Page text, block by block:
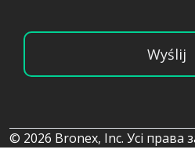
Wyślij
© 2026 Bronex, Inc. Усі права